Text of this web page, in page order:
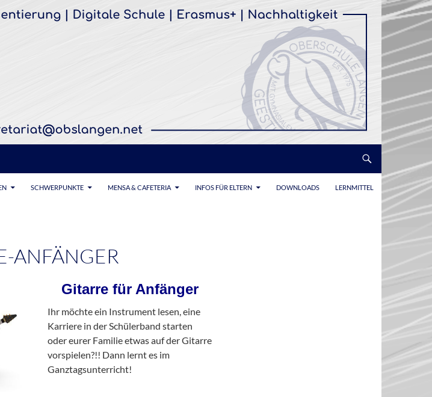
SCHWERPUNKTE MENSA & CAFETERIA INFOS FÜR ELTERN DOWNLOADS LERNMITTEL
ANFÄNGER
Gitarre für Anfänger
Ihr möchte ein Instrument lesen, eine
Karriere in der Schülerband starten
oder eurer Familie etwas auf der Gitarre
vorspielen?!! Dann lernt es im
Ganztagsunterricht!